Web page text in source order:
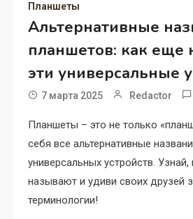
Планшеты
Альтернативные
планшетов: как еще
эти универсальные
7 марта 2025 Redactor
Планшеты – это не только
себя все альтернативные
универсальных устройств.
называют и удиви своих друзей
терминологии!